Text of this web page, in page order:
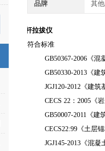
品牌 其
电动锚锚杆拉拔仪
符合标准
GB50367-2006《混
GB50330-2013《建
JGJ120-2012《建筑
CECS 22：2005《岩
GB50007-2011《建
CECS22:99《土层锚
JGJ145-2013《混凝